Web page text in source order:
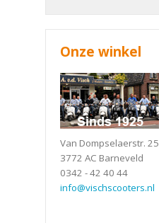
Onze winkel
Van Dompselaerstr. 25
3772 AC Barneveld
0342 - 42 40 44
info@vischscooters.nl